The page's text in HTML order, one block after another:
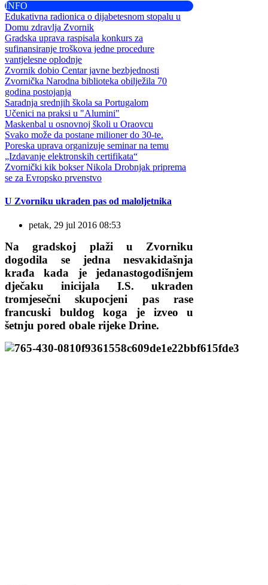
INFO
Edukativna radionica o dijabetesnom stopalu u
Domu zdravlja Zvornik
Gradska uprava raspisala konkurs za
sufinansiranje troškova jedne procedure
vantjelesne oplodnje
Zvornik dobio Centar javne bezbjednosti
Zvornička Narodna biblioteka obilježila 70
godina postojanja
Saradnja srednjih škola sa Portugalom
Učenici na praksi u "Alumini"
Maskenbal u osnovnoj školi u Oraovcu
Svako može da postane milioner do 30-te.
Poreska uprava organizuje seminar na temu
„Izdavanje elektronskih certifikata“
Zvornički kik bokser Nikola Drobnjak priprema
se za Evropsko prvenstvo
U Zvorniku ukraden pas od maloljetnika
petak, 29 jul 2016 08:53
Na gradskoj plaži u Zvorniku
dogodila se jedna nesvakidašnja
krađa kada je jedanastogodišnjem
dječaku inicijala I.S. ukraden
tromjesečni skupocjeni pas rase
francuski buldog koga je izveo u
šetnju pored obale rijeke Drine.